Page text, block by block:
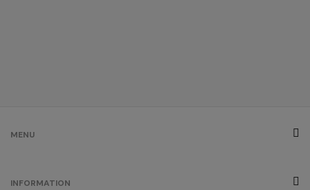
MENU
INFORMATION